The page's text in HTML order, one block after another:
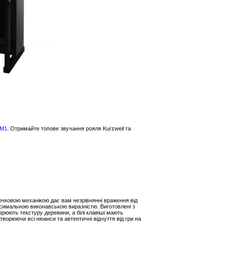
. Отримайте топове звучання рояля Kurzweil та
механікою дає вам незрівнянні враження від
виконавською виразністю. Виготовлені з
текстуру деревини, а білі клавіші мають
всі нюанси та автентичні відчуття від гри на